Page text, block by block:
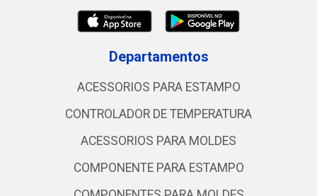
Departamentos
ACESSORIOS PARA ESTAMPO
CONTROLADOR DE TEMPERATURA
ACESSORIOS PARA MOLDES
COMPONENTE PARA ESTAMPO